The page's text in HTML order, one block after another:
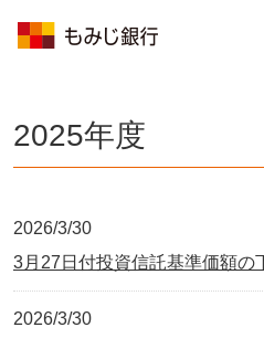
2025年度
2026/3/30
3月27日付投資信託基準価額の
2026/3/30